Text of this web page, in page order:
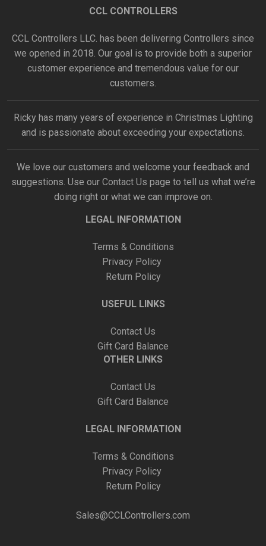
CCL CONTROLLERS
CCL Controllers LLC. has been delivering Controllers since
we opened in 2018. Our goal is to provide both a superior
customer experience and tremendous value for our
customers.
Ricky has many years of experience in Christmas Lighting
and is passionate about exceeding your expectations.
We love our customers and welcome your feedback and
suggestions. Use our Contact Us page to tell us what we’re
doing right or what we can improve on.
LEGAL INFORMATION
Terms & Conditions
Privacy Policy
Return Policy
USEFUL LINKS
Contact Us
Gift Card Balance
OTHER LINKS
Contact Us
Gift Card Balance
LEGAL INFORMATION
Terms & Conditions
Privacy Policy
Return Policy
Sales@CCLControllers.com